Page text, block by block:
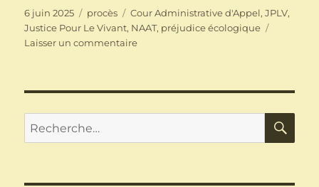
Publié
le
6 juin 2025 Catégories
procès Étiquettes
Cour Administrative d'Appel,JPLV,
Justice Pour Le Vivant, NAAT, préjudice écologique
Laisser un commentairesur
Justice
Le
Recherche
pour :